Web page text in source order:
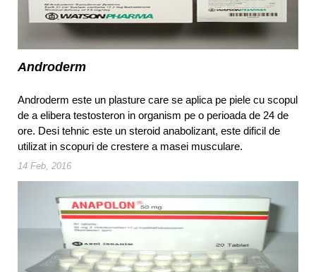
Androderm
Androderm este un plasture care se aplica pe piele cu scopul
de a elibera testosteron in organism pe o perioada de 24 de
ore. Desi tehnic este un steroid anabolizant, este dificil de
utilizat in scopuri de crestere a masei musculare.
14 Feb, 2016